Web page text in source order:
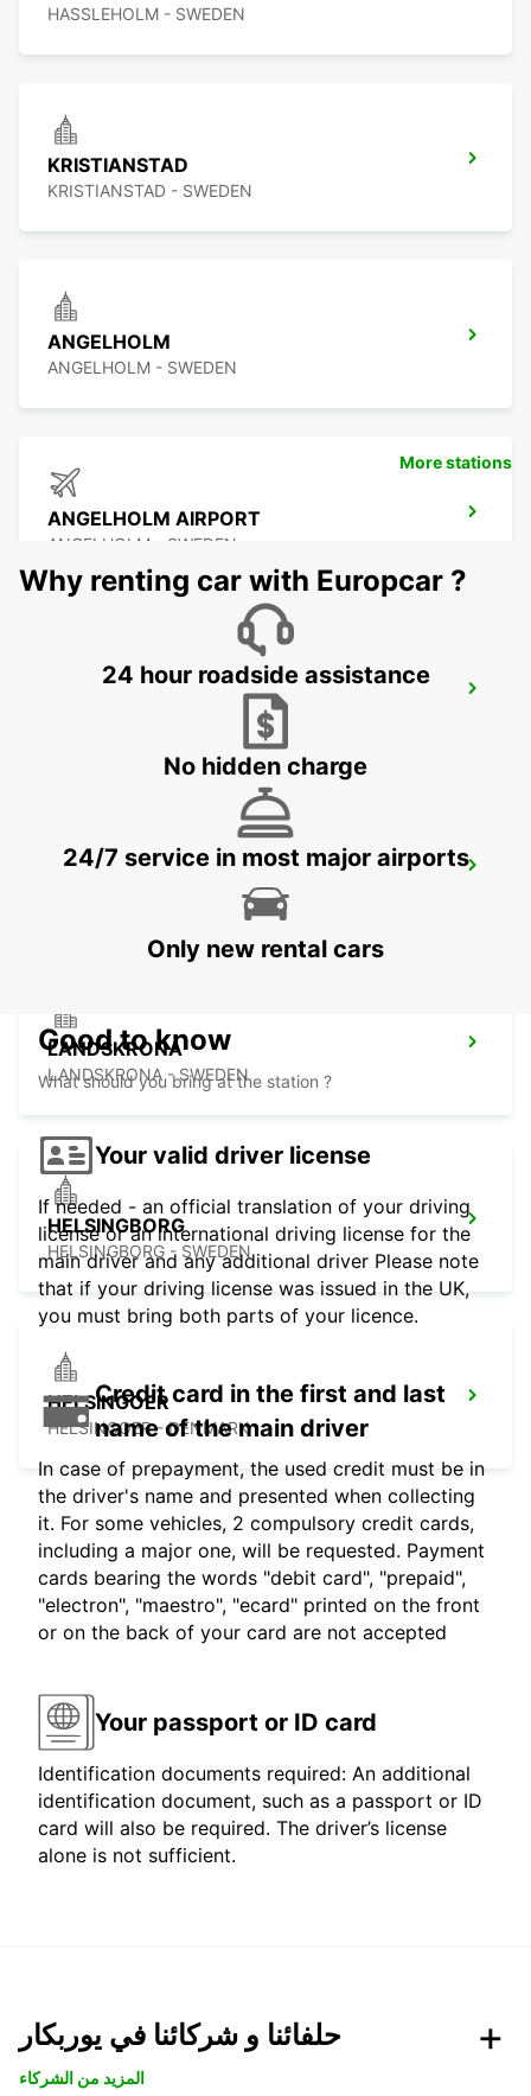
HASSLEHOLM - SWEDEN
KRISTIANSTAD
KRISTIANSTAD - SWEDEN
ANGELHOLM
ANGELHOLM - SWEDEN
ANGELHOLM AIRPORT
ANGELHOLM - SWEDEN
LUND
LANDSKRONA
LANDSKRONA - SWEDEN
HELSINGBORG
HELSINGBORG - SWEDEN
HELSINGOER
HELSINGOER - DENMARK
More stations
Why renting car with Europcar ?
24 hour roadside assistance
No hidden charge
24/7 service in most major airports
Only new rental cars
Good to know
What should you bring at the station ?
Your valid driver license
If needed - an official translation of your driving
license or an international driving license for the
main driver and any additional driver Please note
that if your driving license was issued in the UK,
you must bring both parts of your licence.
Credit card in the first and last
name of the main driver
In case of prepayment, the used credit must be in
the driver's name and presented when collecting
it. For some vehicles, 2 compulsory credit cards,
including a major one, will be requested. Payment
cards bearing the words "debit card", "prepaid",
"electron", "maestro", "ecard" printed on the front
or on the back of your card are not accepted
Your passport or ID card
Identification documents required: An additional
identification document, such as a passport or ID
card will also be required. The driver’s license
alone is not sufficient.
حلفائنا و شركائنا في يوربكار
المزيد من الشركاء